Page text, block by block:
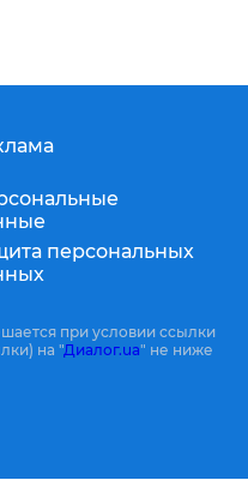
персональных
при условии ссылки
на "Диалог.ua" не ниже